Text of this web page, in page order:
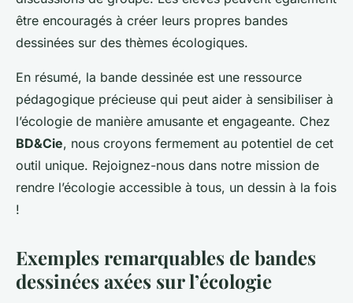
être encouragés à créer leurs propres bandes
dessinées sur des thèmes écologiques.
En résumé, la bande dessinée est une ressource
pédagogique précieuse qui peut aider à sensibiliser à
l’écologie de manière amusante et engageante. Chez
BD&Cie, nous croyons fermement au potentiel de cet
outil unique. Rejoignez-nous dans notre mission de
rendre l’écologie accessible à tous, un dessin à la fois
!
Exemples remarquables de bandes
dessinées axées sur l’écologie